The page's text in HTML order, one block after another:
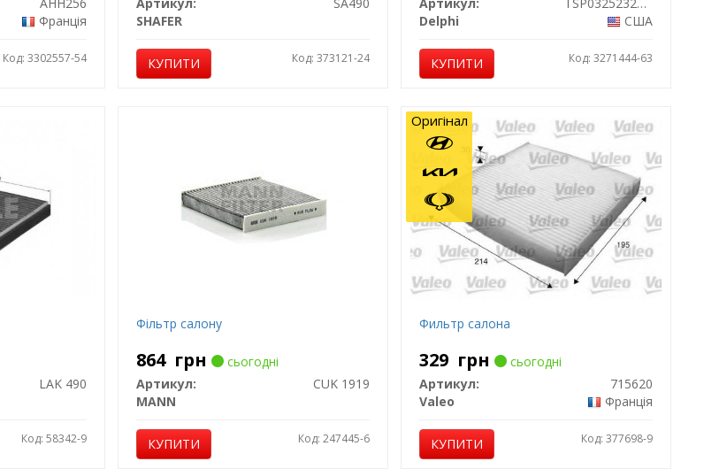
Франція
Код: 3302557-54
SHAFER
КУПИТИ Код: 373121-24
Delphi
США
КУПИТИ Код: 3271444-63
LAK 490
Код: 58342-9
Фільтр салону
864 грн
сьогодні
Артикул:
CUK 1919
MANN
КУПИТИ Код: 247445-6
Фильтр салона
329 грн
сьогодні
Артикул:
715620
Valeo
Франція
КУПИТИ Код: 377698-9
Оригінал